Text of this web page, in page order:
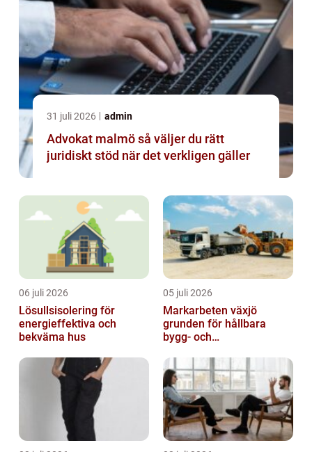
31 juli 2026 admin
Advokat malmö så väljer du rätt
juridiskt stöd när det verkligen gäller
06 juli 2026
Lösullsisolering för
energieffektiva och
bekväma hus
05 juli 2026
Markarbeten växjö
grunden för hållbara
bygg- och